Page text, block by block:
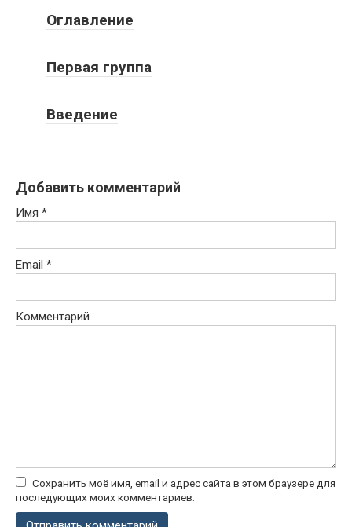
Оглавление
Первая группа
Введение
Добавить комментарий
Имя *
Email *
Комментарий
Сохранить моё имя, email и адрес сайта в этом браузере для
последующих моих комментариев.